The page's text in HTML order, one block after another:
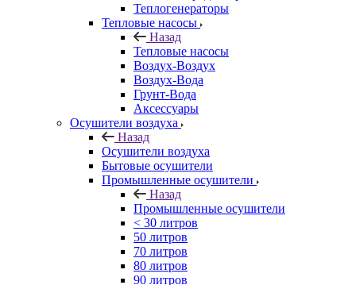
Теплогенераторы
Тепловые насосы
Назад
Тепловые насосы
Воздух-Воздух
Воздух-Вода
Грунт-Вода
Аксессуары
Осушители воздуха
Назад
Осушители воздуха
Бытовые осушители
Промышленные осушители
Назад
Промышленные осушители
< 30 литров
50 литров
70 литров
80 литров
90 литров